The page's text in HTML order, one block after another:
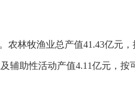
林牧渔业总产值41.43亿元
辅助性活动产值4.11亿元，按